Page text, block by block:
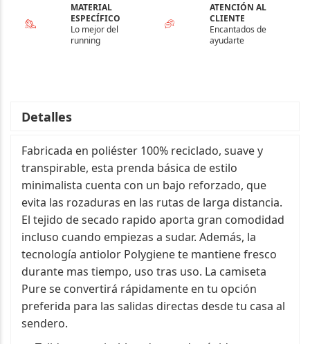
MATERIAL
ESPECÍFICO
Lo mejor del
running
ATENCIÓN AL
CLIENTE
Encantados de
ayudarte
Detalles
Fabricada en poliéster 100% reciclado, suave y
transpirable, esta prenda básica de estilo
minimalista cuenta con un bajo reforzado, que
evita las rozaduras en las rutas de larga distancia.
El tejido de secado rapido aporta gran comodidad
incluso cuando empiezas a sudar. Además, la
tecnología antiolor Polygiene te mantiene fresco
durante mas tiempo, uso tras uso. La camiseta
Pure se convertirá rápidamente en tu opción
preferida para las salidas directas desde tu casa al
sendero.